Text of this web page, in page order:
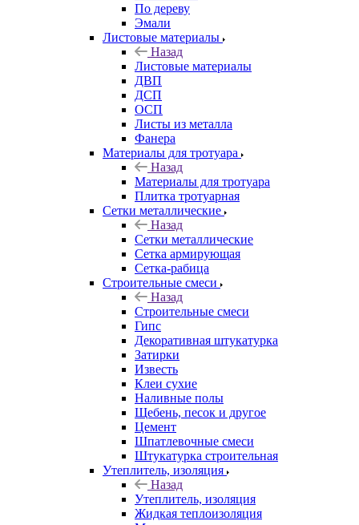
По дереву
Эмали
Листовые материалы
Назад
Листовые материалы
ДВП
ДСП
ОСП
Листы из металла
Фанера
Материалы для тротуара
Назад
Материалы для тротуара
Плитка тротуарная
Сетки металлические
Назад
Сетки металлические
Сетка армирующая
Сетка-рабица
Строительные смеси
Назад
Строительные смеси
Гипс
Декоративная штукатурка
Затирки
Известь
Клеи сухие
Наливные полы
Щебень, песок и другое
Цемент
Шпатлевочные смеси
Штукатурка строительная
Утеплитель, изоляция
Назад
Утеплитель, изоляция
Жидкая теплоизоляция